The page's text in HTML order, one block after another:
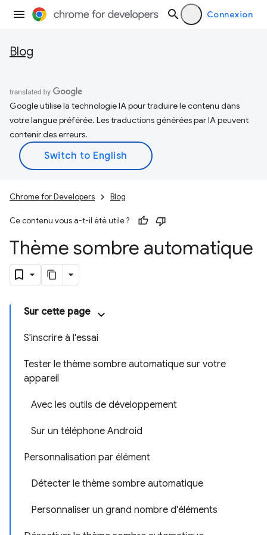
Connexion
Blog
Google utilise la technologie IA pour traduire le contenu dans
votre langue préférée. Les traductions générées par IA peuvent
contenir des erreurs.
Chrome for Developers Blog
Ce contenu vous a-t-il été utile ?
Thème sombre automatique
Sur cette page
S'inscrire à l'essai
Tester le thème sombre automatique sur votre
appareil
Avec les outils de développement
Sur un téléphone Android
Personnalisation par élément
Détecter le thème sombre automatique
Personnaliser un grand nombre d'éléments